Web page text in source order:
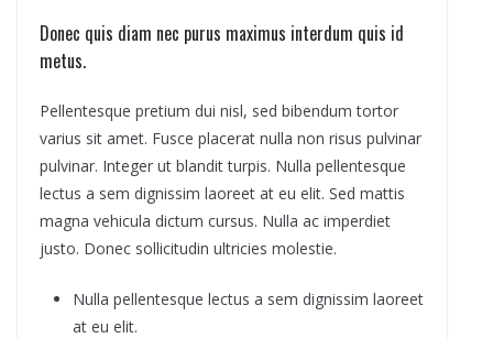
Donec quis diam nec purus maximus interdum quis id
metus.
Pellentesque pretium dui nisl, sed bibendum tortor
varius sit amet. Fusce placerat nulla non risus pulvinar
pulvinar. Integer ut blandit turpis. Nulla pellentesque
lectus a sem dignissim laoreet at eu elit. Sed mattis
magna vehicula dictum cursus. Nulla ac imperdiet
justo. Donec sollicitudin ultricies molestie.
Nulla pellentesque lectus a sem dignissim laoreet
at eu elit.